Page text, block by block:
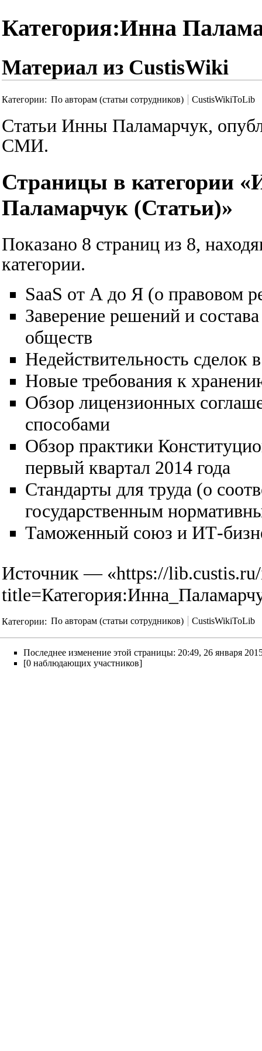
Категория:Инна
Материал из CustisWiki
Категории: По авторам (статьи сотрудников) CustisWikiToLib
Статьи Инны Паламарчук,
СМИ.
Страницы в категории
Паламарчук (Статьи)»
Показано 8 страниц из 8,
категории.
SaaS от А до Я (о правовом
Заверение решений и
обществ
Недействительность
Новые требования к
Обзор лицензионных
способами
Обзор практики
первый квартал 2014 года
Стандарты для труда (о
государственным
Таможенный союз и ИТ-
Источник — «https://
Категории: По авторам (статьи сотрудников) CustisWikiToLib
Последнее изменение этой страницы: 20:49, 26 января
[0 наблюдающих участников]